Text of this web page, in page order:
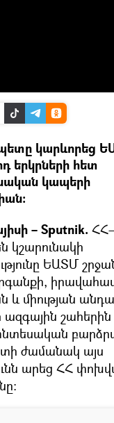
կարևորեց
երկրների հետ
կապերի
– Sputnik.
կշարունակի
ԵԱՏՄ
և միության
ազգային շահերին
ժամանակ այս
արեց ՀՀ